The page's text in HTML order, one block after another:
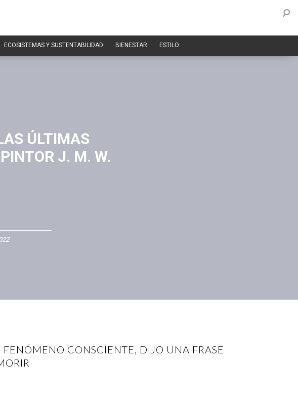
ECOSISTEMAS Y SUSTENTABILIDAD BIENESTAR ESTILO
ÚLTIMAS
J. M. W.
CONSCIENTE, DIJO UNA FRASE